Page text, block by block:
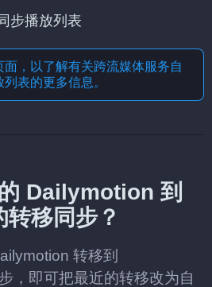
步播放列表
面，以了解有关跨流媒体服务自
列表的更多信息。
Dailymotion 到
移同步？
转移到
，即可把最近的转移改为自